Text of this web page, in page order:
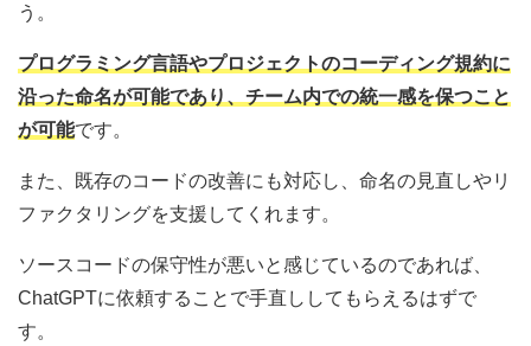
う。
プログラミング言語やプロジェクトのコーディング規約に
沿った命名が可能であり、チーム内での統一感を保つこと
が可能です。
また、既存のコードの改善にも対応し、命名の見直しやリ
ファクタリングを支援してくれます。
ソースコードの保守性が悪いと感じているのであれば、
ChatGPTに依頼することで手直ししてもらえるはずで
す。